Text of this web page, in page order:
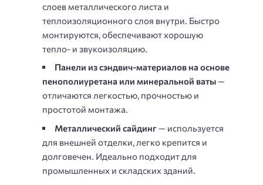
слоев металлического листа и
теплоизоляционного слоя внутри. Быстро
монтируются, обеспечивают хорошую
тепло- и звукоизоляцию.
Панели из сэндвич-материалов на основе
пенополиуретана или минеральной ваты —
отличаются легкостью, прочностью и
простотой монтажа.
Металлический сайдинг — используется
для внешней отделки, легко крепится и
долговечен. Идеально подходит для
промышленных и складских зданий.